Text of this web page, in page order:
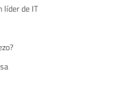
líder de IT